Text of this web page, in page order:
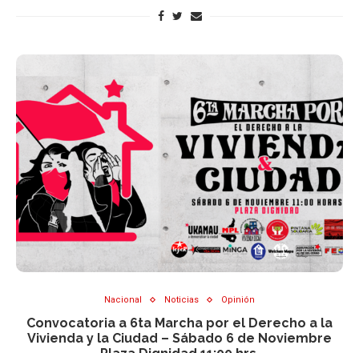
Nacional Noticias Opinión
Convocatoria a 6ta Marcha por el Derecho a la
Vivienda y la Ciudad – Sábado 6 de Noviembre